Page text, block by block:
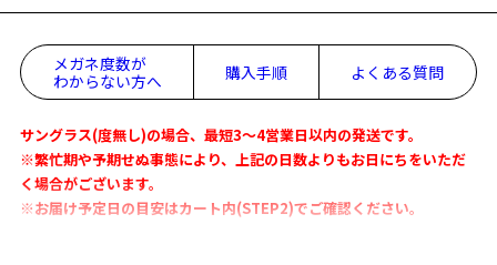
メガネ度数が
わからない方へ
購入手順 よくある質問
サングラス(度無し)の場合、最短3～4営業日以内の発送です。
※繁忙期や予期せぬ事態により、上記の日数よりもお日にちをいただ
く場合がございます。
※お届け予定日の目安はカート内(STEP2)でご確認ください。